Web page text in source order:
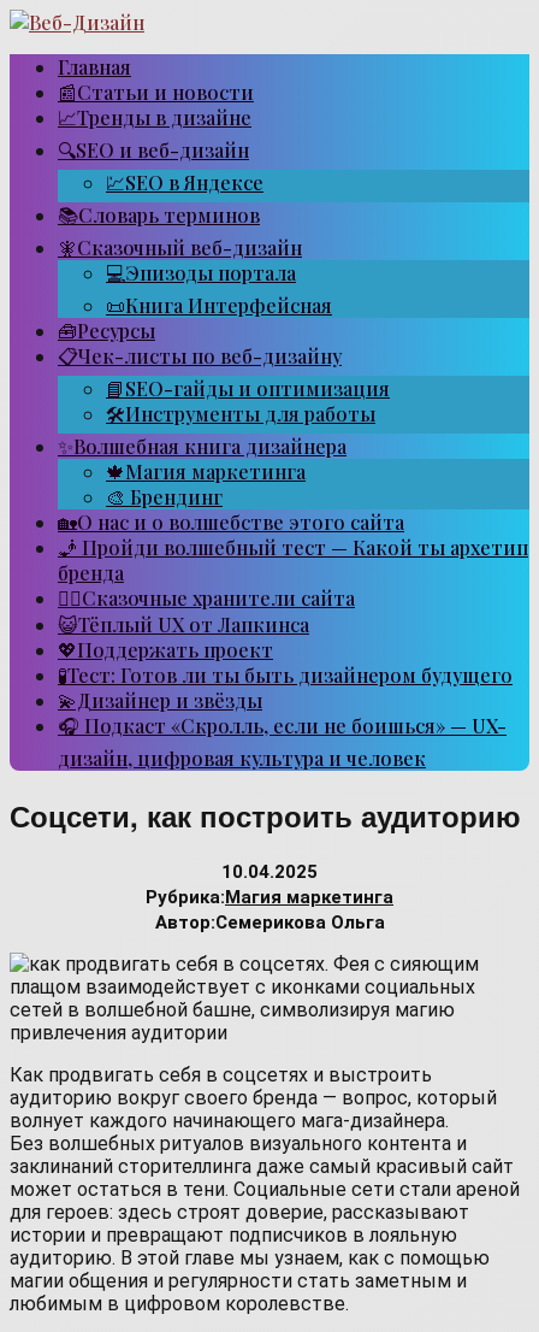
Перейти
контентуГлавная
📰Статьи и новости
📈Тренды в дизайне
🔍SEO и веб-дизайн
💹SEO в Яндексе
📚Словарь терминов
🧚Сказочный веб-дизайн
💻Эпизоды портала
📜Книга Интерфейсная
🧰Ресурсы
📋Чек-листы по веб-дизайну
📘SEO-гайды и оптимизация
🛠Инструменты для работы
✨Волшебная книга дизайнера
🍁Магия маркетинга
🎨 Брендинг
🏡О нас и о волшебстве этого сайта
🧞 Пройди волшебный тест — Какой ты архетип
бренда
🧙‍♂️Сказочные хранители сайта
😺Тёплый UX от Лапкинса
💖Поддержать проект
🧪Тест: Готов ли ты быть дизайнером будущего
💫Дизайнер и звёзды
🎧 Подкаст «Скролль, если не боишься» — UX-
дизайн, цифровая культура и человек
Соцсети, как построить аудиторию
10.04.2025
Рубрика:Магия маркетинга
Автор:Семерикова Ольга
Как продвигать себя в соцсетях и выстроить
аудиторию вокруг своего бренда — вопрос, который
волнует каждого начинающего мага-дизайнера.
Без волшебных ритуалов визуального контента и
заклинаний сторителлинга даже самый красивый сайт
может остаться в тени. Социальные сети стали ареной
для героев: здесь строят доверие, рассказывают
истории и превращают подписчиков в лояльную
аудиторию. В этой главе мы узнаем, как с помощью
магии общения и регулярности стать заметным и
любимым в цифровом королевстве.